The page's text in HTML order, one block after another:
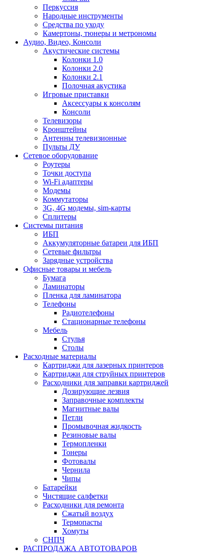
Перкуссия
Народные инструменты
Средства по уходу
Камертоны, тюнеры и метрономы
Аудио, Видео, Консоли
Акустические системы
Колонки 1.0
Колонки 2.0
Колонки 2.1
Полочная акустика
Игровые приставки
Аксессуары к консолям
Консоли
Телевизоры
Кронштейны
Антенны телевизионные
Пульты ДУ
Сетевое оборудование
Роутеры
Точки доступа
Wi-Fi адаптеры
Модемы
Коммутаторы
3G, 4G модемы, sim-карты
Сплитеры
Системы питания
ИБП
Аккумуляторные батареи для ИБП
Сетевые фильтры
Зарядные устройства
Офисные товары и мебель
Бумага
Ламинаторы
Пленка для ламинатора
Телефоны
Радиотелефоны
Стационарные телефоны
Мебель
Стулья
Столы
Расходные материалы
Картриджи для лазерных принтеров
Картриджи для струйных принтеров
Расходники для заправки картриджей
Дозирующие лезвия
Заправочные комплекты
Магнитные валы
Петли
Промывочная жидкость
Резиновые валы
Термопленки
Тонеры
Фотовалы
Чернила
Чипы
Батарейки
Чистящие салфетки
Расходники для ремонта
Сжатый воздух
Термопасты
Хомуты
СНПЧ
РАСПРОДАЖА АВТОТОВАРОВ